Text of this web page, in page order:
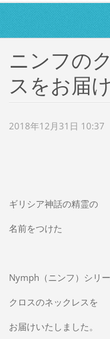
ニンフの
スをお届け
2018年12月31日 10:37
ギリシア神話の精霊の
名前をつけた
Nymph（ニンフ）シリ
クロスのネックレスを
お届けいたしました。